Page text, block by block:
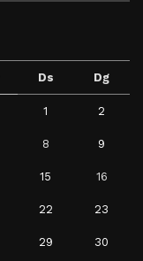
Ds Dg
1 2
8 9
15 16
22 23
29 30